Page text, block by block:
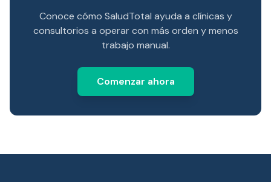
Conoce cómo SaludTotal ayuda a clínicas y
consultorios a operar con más orden y menos
trabajo manual.
Comenzar ahora